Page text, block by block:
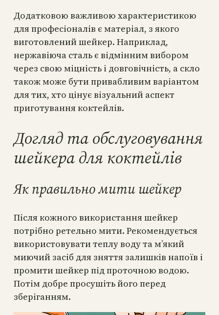
Додатковою важливою характеристикою
для професіоналів є матеріал, з якого
виготовлений шейкер. Наприклад,
нержавіюча сталь є відмінним вибором
через свою міцність і довговічність, а скло
також може бути привабливим варіантом
для тих, хто цінує візуальний аспект
приготування коктейлів.
Догляд та обслуговування
шейкера для коктейлів
Як правильно мити шейкер
Після кожного використання шейкер
потрібно ретельно мити. Рекомендується
використовувати теплу воду та м’який
миючий засіб для зняття залишків напоїв і
промити шейкер під проточною водою.
Потім добре просушіть його перед
зберіганням.